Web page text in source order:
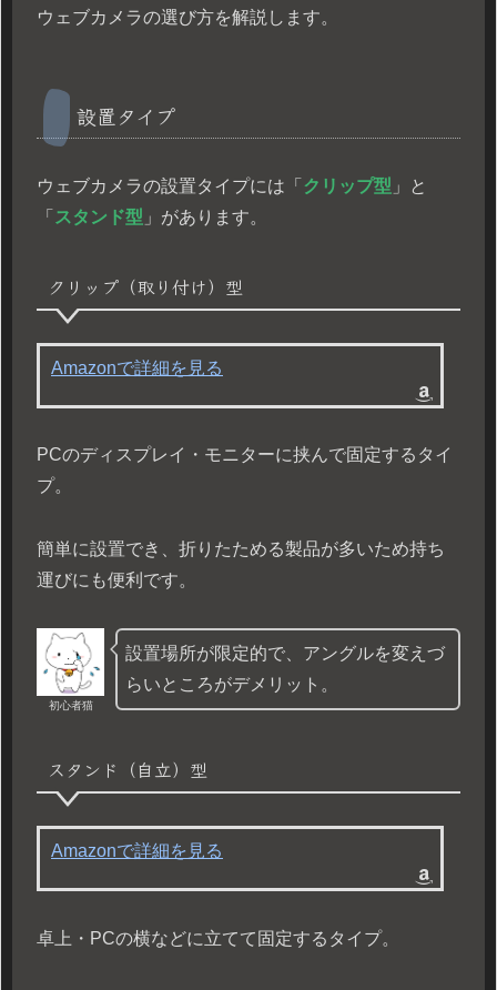
ウェブカメラの選び方を解説します。
設置タイプ
ウェブカメラの設置タイプには「 クリップ型 」と
「 スタンド型 」があります。
クリップ（取り付け）型
Amazonで詳細を見る
PCのディスプレイ・モニターに挟んで固定するタイ
プ。
簡単に設置でき、折りたためる製品が多いため持ち
運びにも便利です。
初心者猫
設置場所が限定的で、アングルを変えづ
らいところがデメリット。
スタンド（自立）型
Amazonで詳細を見る
卓上・PCの横などに立てて固定するタイプ。